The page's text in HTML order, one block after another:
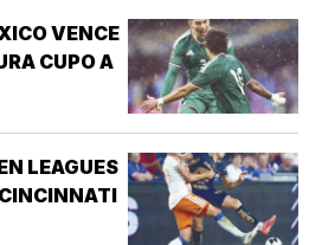
VENCE
CUPO A
LEAGUES